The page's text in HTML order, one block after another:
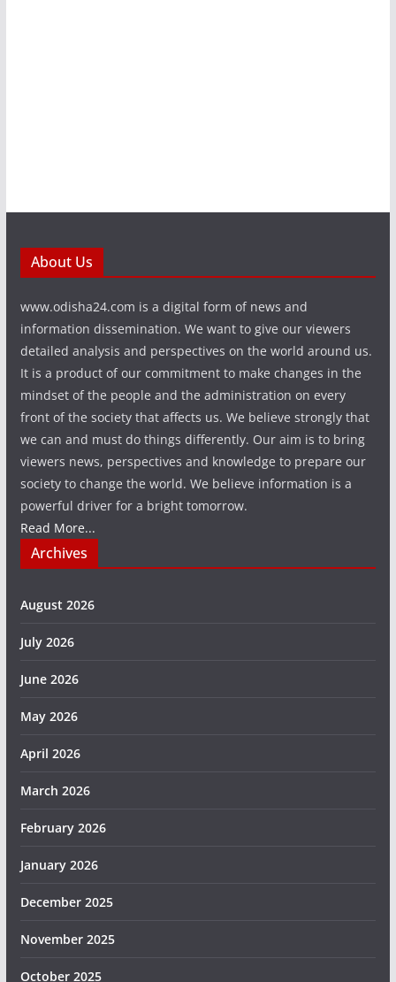
About Us
www.odisha24.com is a digital form of news and
information dissemination. We want to give our viewers
detailed analysis and perspectives on the world around us.
It is a product of our commitment to make changes in the
mindset of the people and the administration on every
front of the society that affects us. We believe strongly that
we can and must do things differently. Our aim is to bring
viewers news, perspectives and knowledge to prepare our
society to change the world. We believe information is a
powerful driver for a bright tomorrow.
Read More...
Archives
August 2026
July 2026
June 2026
May 2026
April 2026
March 2026
February 2026
January 2026
December 2025
November 2025
October 2025